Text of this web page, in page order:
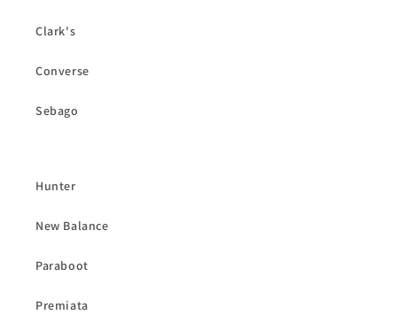
Clark's
Converse
Sebago
Hunter
New Balance
Paraboot
Premiata